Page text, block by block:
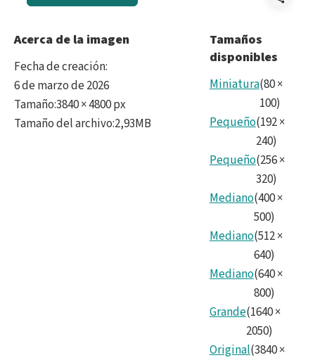
-
-
Acerca de la imagen
Fecha de creación:
6 de marzo de 2026
Tamaño:3840 × 4800 px
Tamaño del archivo:2,93MB
Tamaños
disponibles
Miniatura(80×
100)
Pequeño(192×
240)
Pequeño(256×
320)
Mediano(400×
500)
Mediano(512×
640)
Mediano(640×
800)
Grande(1640×
2050)
Original(3840×